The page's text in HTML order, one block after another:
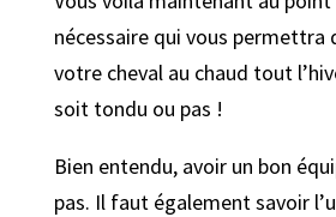
nécessaire qui vous permettra
votre cheval au chaud tout
soit tondu ou pas !
Bien entendu, avoir un bon
pas. Il faut également savoir